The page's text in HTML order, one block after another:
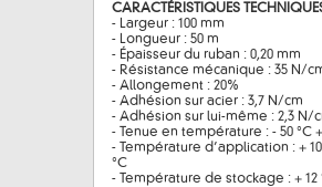
CARACTÉRISTIQUES
- Largeur : 100 mm
- Longueur : 50 m
- Épaisseur du ruban : 0,20 mm
- Résistance mécanique : 35 N/
- Allongement : 20%
- Adhésion sur acier : 3,7 N/cm
- Adhésion sur lui-même : 2,3 N/
- Tenue en température : - 50 °C +
- Température d’application : + 10
°C
- Température de stockage : + 12